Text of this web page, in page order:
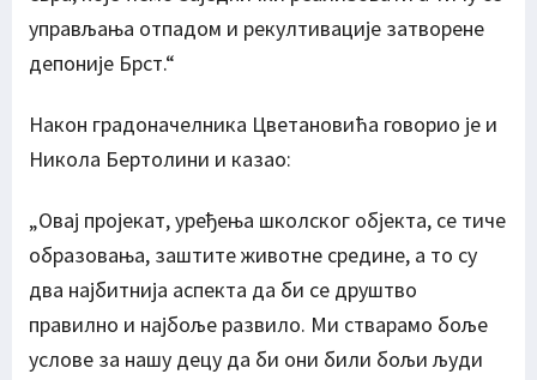
управљања отпадом и рекултивације затворене
депоније Брст.“
Након градоначелника Цветановића говорио је и
Никола Бертолини и казао:
„Овај пројекат, уређења школског објекта, се тиче
образовања, заштите животне средине, а то су
два најбитнија аспекта да би се друштво
правилно и најбоље развило. Ми стварамо боље
услове за нашу децу да би они били бољи људи